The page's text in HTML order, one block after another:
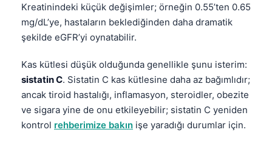
Kreatinindeki küçük değişimler; örneğin 0.55’ten 0.65
mg/dL’ye, hastaların beklediğinden daha dramatik
şekilde eGFR’yi oynatabilir.
Kas kütlesi düşük olduğunda genellikle şunu isterim:
sistatin C. Sistatin C kas kütlesine daha az bağımlıdır;
ancak tiroid hastalığı, inflamasyon, steroidler, obezite
ve sigara yine de onu etkileyebilir; sistatin C yeniden
kontrol rehberimize bakın işe yaradığı durumlar için.
Nederlands
हिन्दी
Bahasa Indonesia
Հայերեն
Српски језик
Svenska